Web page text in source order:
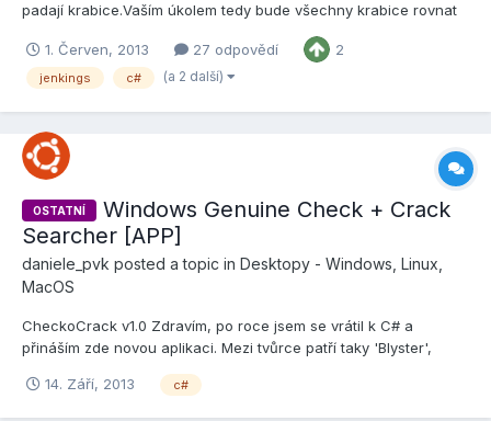
padají krabice.Vaším úkolem tedy bude všechny krabice rovnat
na co si musíte dávat pozor je, aby vám žádná z krabic
nespadla na hl...
1. Červen, 2013 27 odpovědí 2
jenkings c# (a 2 další)
OSTATNÍ
Windows Genuine Check + Crack
Searcher [APP]
daniele_pvk posted a topic in Desktopy - Windows, Linux,
MacOS
CheckoCrack v1.0 Zdravím, po roce jsem se vrátil k C# a
přináším zde novou aplikaci. Mezi tvůrce patří taky 'Blyster',
Windows OS je legalní a originalní a také jestli je aktivován.
14. Září, 2013 c#